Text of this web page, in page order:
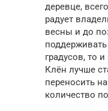
деревце,
радует
весны и до
поддерживать
градусов, то
Клён лучше
переносить
количество